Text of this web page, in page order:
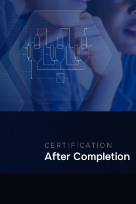
CERTIFICATION
After Completion